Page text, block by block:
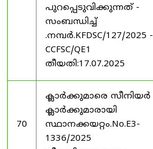
പുറപ്പെടുവിക്കുന്നത് -
സംബന്ധിച്ച്
.നമ്പർ.KFDSC/127/2025 -
CCFSC/QE1
തീയതി:17.07.2025
70
ക്ലാർക്കുമാരെ സീനിയർ
ക്ലാർക്കുമാരായി
സ്ഥാനക്കയറ്റം.No.E3-
1336/2025